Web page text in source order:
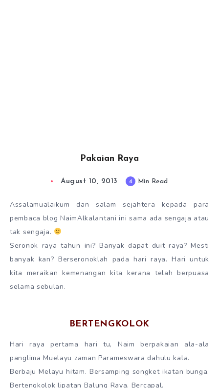
Pakaian Raya
August 10, 2013 4 Min Read
Assalamualaikum dan salam sejahtera kepada para
pembaca blog NaimAlkalantani ini sama ada sengaja atau
tak sengaja.
Seronok raya tahun ini? Banyak dapat duit raya? Mesti
banyak kan? Berseronoklah pada hari raya. Hari untuk
kita meraikan kemenangan kita kerana telah berpuasa
selama sebulan.
BERTENGKOLOK
Hari raya pertama hari tu, Naim berpakaian ala-ala
panglima Muelayu zaman Parameswara dahulu kala.
Berbaju Melayu hitam. Bersamping songket ikatan bunga.
Bertengkolok lipatan Balung Raya. Bercapal.